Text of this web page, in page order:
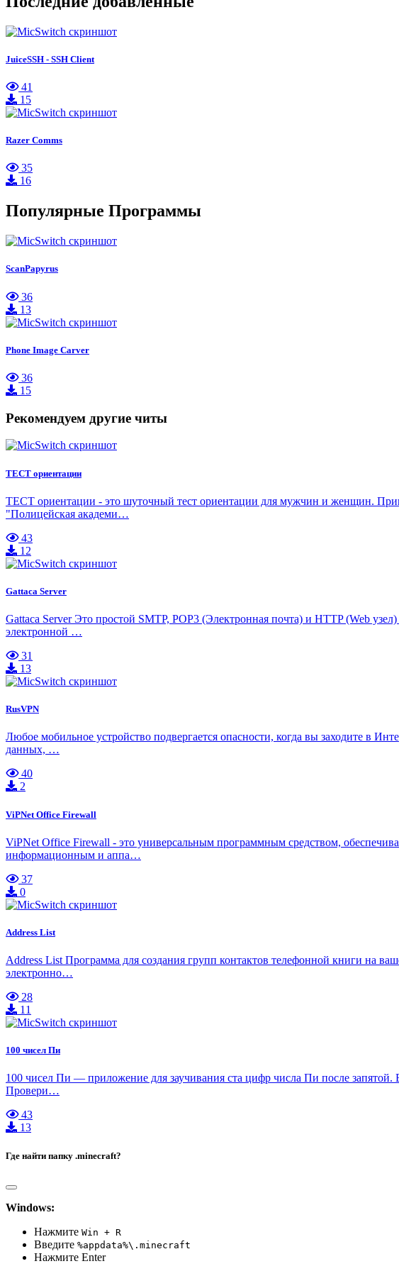
JuiceSSH - SSH Client
41
15
Razer Comms
35
16
Популярные Программы
ScanPapyrus
36
13
Phone Image Carver
36
15
Рекомендуем другие читы
ТЕСТ ориентации
ТЕСТ ориентации - это шуточный тест ориентации для мужчин и женщин.
"Полицейская академи…
43
12
Gattaca Server
Gattaca Server Это простой SMTP, POP3 (Электронная почта) и HTTP (Web
электронной …
31
13
RusVP‪N
Любое мобильное устройство подвергается опасности, когда вы заходите в
данных, …
40
2
ViPNet Office Firewall
ViPNet Office Firewall - это универсальным программным средством,
информационным и аппа…
37
0
Address List
Address List Программа для создания групп контактов телефонной книги на
электронно…
28
11
100 чисел Пи
100 чисел Пи — приложение для заучивания ста цифр числа Пи после запятой.
Провери…
43
13
Где найти папку .minecraft?
Windows:
Нажмите Win + R
Введите %appdata%\.minecraft
Нажмите Enter